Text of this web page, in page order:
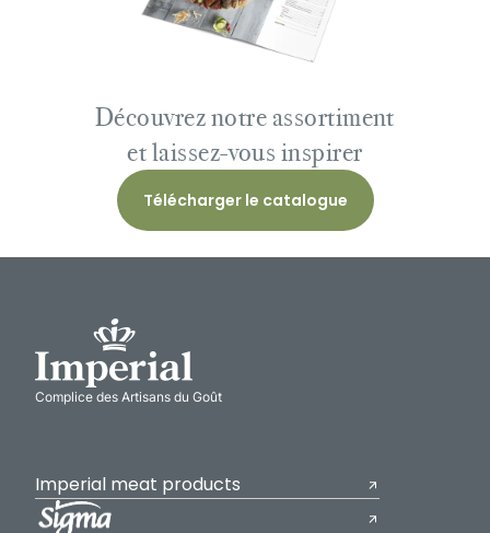
Découvrez notre assortiment
et laissez-vous inspirer
Télécharger le catalogue
Complice des Artisans du Goût
Imperial meat products